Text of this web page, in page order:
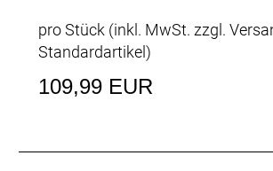
pro Stück (inkl. MwSt. zzgl.
Standardartikel)
109,99 EUR